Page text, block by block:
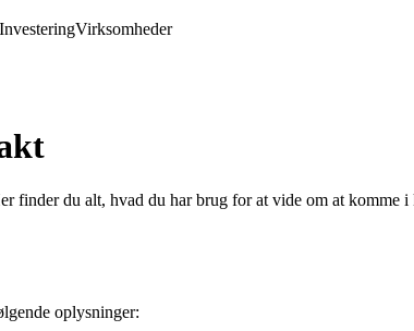
InvesteringVirksomheder
du alt, hvad du har brug for at vide om at komme i
oplysninger: